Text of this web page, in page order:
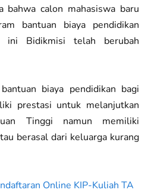
bahwa calon mahasiswa baru
bantuan biaya pendidikan
ini Bidikmisi telah berubah
biaya pendidikan bagi
prestasi untuk melanjutkan
Tinggi namun memiliki
berasal dari keluarga kurang
Online KIP-Kuliah TA